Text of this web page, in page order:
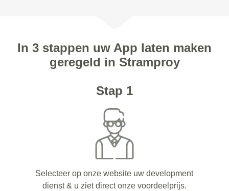
In 3 stappen uw App laten maken
geregeld in Stramproy
Stap 1
Selecteer op onze website uw development
dienst & u ziet direct onze voordeelprijs.